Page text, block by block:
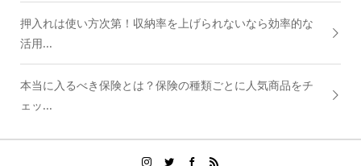
押入れは使い方次第！収納率を上げられないなら効率的な
活用...
本当に入るべき保険とは？保険の種類ごとに人気商品をチ
ェッ...